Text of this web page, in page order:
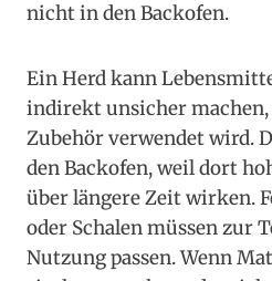
nicht in den Backofen.
Ein Herd kann
indirekt unsicher machen,
Zubehör verwendet wird.
den Backofen, weil dort
über längere Zeit wirken.
oder Schalen müssen zur
Nutzung passen. Wenn